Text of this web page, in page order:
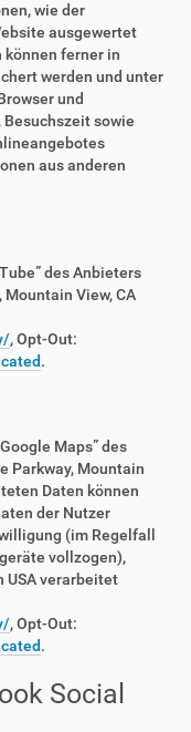
wie der
ausgewertet
können ferner in
werden und unter
und
sowie
aus anderen
des Anbieters
View, CA
, Opt-Out:
.
Maps” des
Parkway, Mountain
Daten können
der Nutzer
(im Regelfall
vollzogen),
USA verarbeitet
, Opt-Out:
.
Social